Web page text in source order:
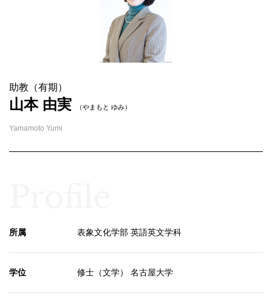
助教（有期）
山本 由実 （やまもと ゆみ）
Yamamoto Yumi
所属 表象文化学部 英語英文学科
学位 修士（文学） 名古屋大学